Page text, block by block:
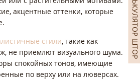
КАЛЬКУЛЯТОР ШТОР
акцентные оттенки, которые
стили, такие как
не приемлют визуального шума.
спокойных тонов, имеющие
по верху или на люверсах.